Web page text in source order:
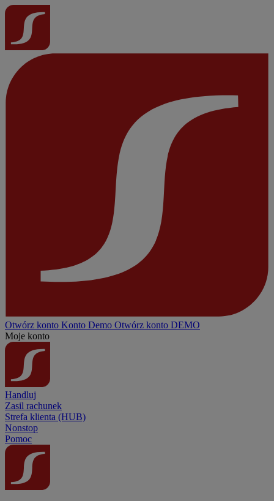
Otwórz konto Konto Demo Otwórz konto DEMO
Moje konto
Handluj
Zasil rachunek
Strefa klienta (HUB)
Nonstop
Pomoc